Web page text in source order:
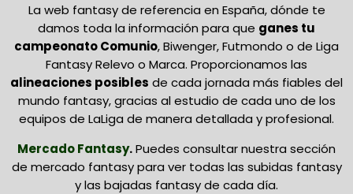
La web fantasy de referencia en España, dónde te
damos toda la información para que ganes tu
campeonato Comunio, Biwenger, Futmondo o de Liga
Fantasy Relevo o Marca. Proporcionamos las
alineaciones posibles de cada jornada más fiables del
mundo fantasy, gracias al estudio de cada uno de los
equipos de LaLiga de manera detallada y profesional.
Mercado Fantasy.Puedes consultar nuestra sección
de mercado fantasy para ver todas las subidas fantasy
y las bajadas fantasy de cada día.